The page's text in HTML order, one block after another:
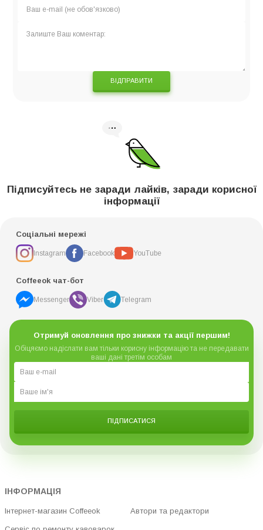
ВІДПРАВИТИ
Підписуйтесь не заради лайків, заради корисної
інформації
Соціальні мережі
Instagram Facebook YouTube
Coffeeok чат-бот
Messenger Viber Telegram
Отримуй оновлення про знижки та акції першим!
Обіцяємо надіслати вам тільки корисну інформацію та не передавати
ваші дані третім особам
ПІДПИСАТИСЯ
ІНФОРМАЦІЯ
Інтернет-магазин Coffeeok Автори та редактори